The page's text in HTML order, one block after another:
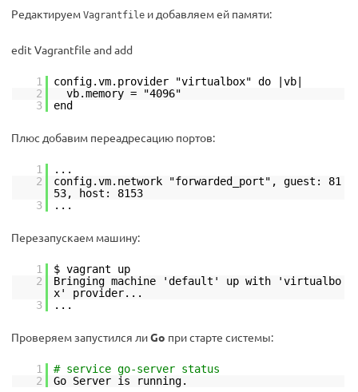
Редактируем Vagrantfile и добавляем ей памяти:
edit Vagrantfile and add
1
config.vm.provider "virtualbox" do |vb|
2
vb.memory = "4096"
3
end
Плюс добавим переадресацию портов:
1
...
2
config.vm.network "forwarded_port", guest: 81
53, host: 8153
3
...
Перезапускаем машину:
1
$ vagrant up
2
Bringing machine 'default' up with 'virtualbo
x' provider...
3
...
Проверяем запустился лиGo при старте системы:
1
# service go-server status
2
Go Server is running.